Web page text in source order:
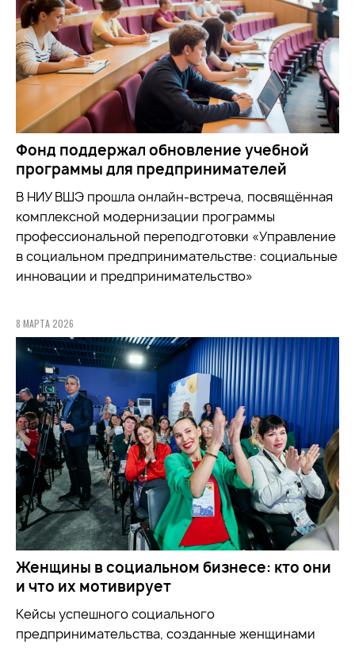
Фонд поддержал обновление учебной
программы для предпринимателей
В НИУ ВШЭ прошла онлайн-встреча, посвящённая
комплексной модернизации программы
профессиональной переподготовки «Управление
в социальном предпринимательстве: социальные
инновации и предпринимательство»
8 МАРТА 2026
Женщины в социальном бизнесе: кто они
и что их мотивирует
Кейсы успешного социального
предпринимательства, созданные женщинами